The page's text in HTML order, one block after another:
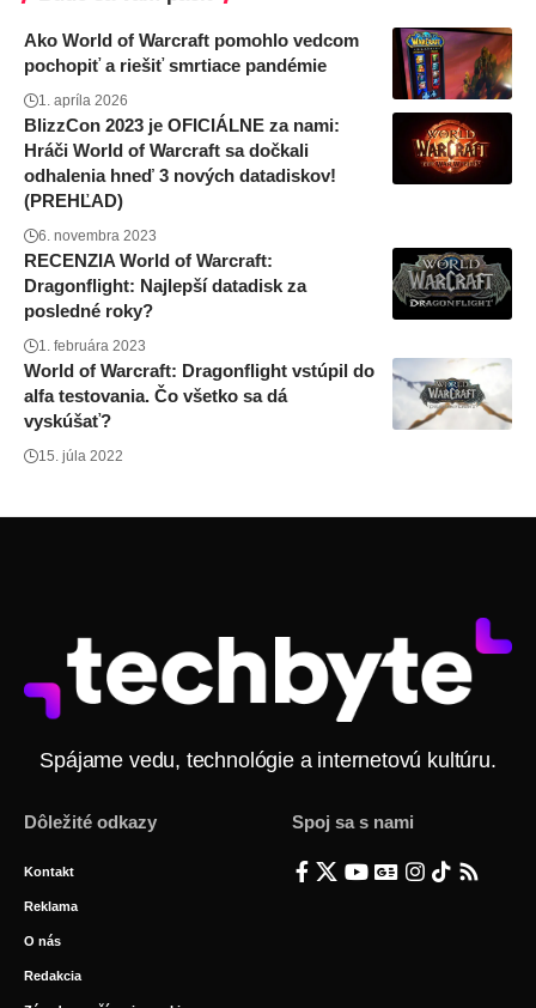
Ako World of Warcraft pomohlo vedcom
pochopiť a riešiť smrtiace pandémie
1. apríla 2026
BlizzCon 2023 je OFICIÁLNE za nami:
Hráči World of Warcraft sa dočkali
odhalenia hneď 3 nových datadiskov!
(PREHĽAD)
6. novembra 2023
RECENZIA World of Warcraft:
Dragonflight: Najlepší datadisk za
posledné roky?
1. februára 2023
World of Warcraft: Dragonflight vstúpil do
alfa testovania. Čo všetko sa dá
vyskúšať?
15. júla 2022
Spájame vedu, technológie a internetovú kultúru.
Dôležité odkazy
Kontakt
Reklama
O nás
Redakcia
Spoj sa s nami